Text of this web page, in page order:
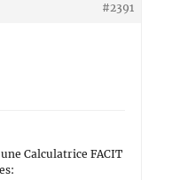
#2391
Calculatrice FACIT